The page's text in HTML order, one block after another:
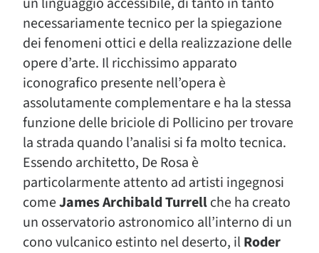
necessariamente tecnico per la spiegazione
dei fenomeni ottici e della realizzazione delle
opere d’arte. Il ricchissimo apparato
iconografico presente nell’opera è
assolutamente complementare e ha la stessa
funzione delle briciole di Pollicino per trovare
la strada quando l’analisi si fa molto tecnica.
Essendo architetto, De Rosa è
particolarmente attento ad artisti ingegnosi
comeJames Archibald Turrellche ha creato
un osservatorio astronomico all’interno di un
cono vulcanico estinto nel deserto, ilRoder